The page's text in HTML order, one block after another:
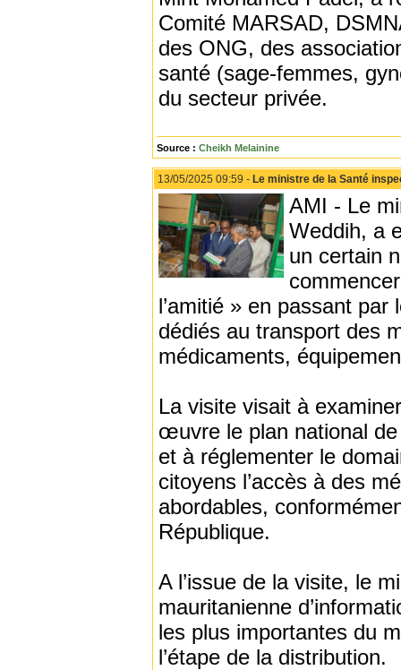
Comité MARSAD,
des ONG, des
santé (sage-femmes,
du secteur privée.
Source : Cheikh Melainine
13/05/2025 09:59 - Le ministre de la Santé
AMI - Le
Weddih, a
un certain
l’amitié » en passant
dédiés au transport des
médicaments,
La visite visait à
œuvre le plan national
et à réglementer le
citoyens l’accès à des
abordables,
République.
A l’issue de la visite, le
mauritanienne
les plus importantes du
l’étape de la distribution.